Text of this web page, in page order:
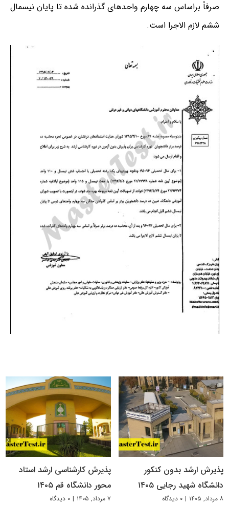
صرفاً براساس سه چهارم واحدهای گذرانده شده تا پایان نیسمال
ششم لازم الاجرا است.
پذیرش ارشد بدون کنکور
دانشگاه شهید رجایی ۱۴۰۵
۸ مرداد, ۱۴۰۵ | ۰ دیدگاه
پذیرش کارشناسی ارشد استاد
محور دانشگاه قم ۱۴۰۵
۷ مرداد, ۱۴۰۵ | ۰ دیدگاه